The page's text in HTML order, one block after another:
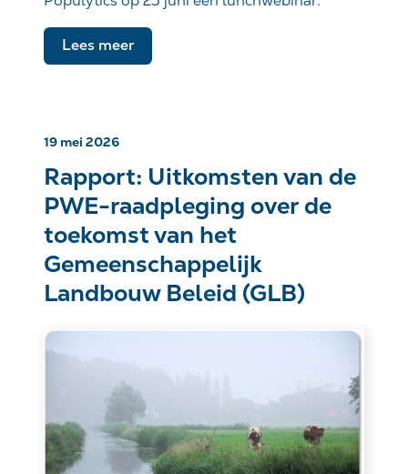
Lees meer
19 mei 2026
Rapport: Uitkomsten van de
PWE-raadpleging over de
toekomst van het
Gemeenschappelijk
Landbouw Beleid (GLB)